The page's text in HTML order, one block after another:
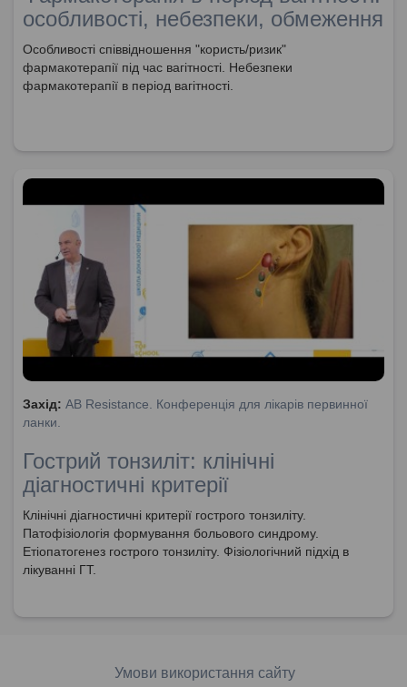
особливості, небезпеки, обмеження
Особливості співвідношення "користь/ризик"
фармакотерапії під час вагітності. Небезпеки
фармакотерапії в період вагітності.
Захід: AB Resistance. Конференція для лікарів первинної
ланки.
Гострий тонзиліт: клінічні
діагностичні критерії
Клінічні діагностичні критерії гострого тонзиліту.
Патофізіологія формування больового синдрому.
Етіопатогенез гострого тонзиліту. Фізіологічний підхід в
лікуванні ГТ.
Умови використання сайту